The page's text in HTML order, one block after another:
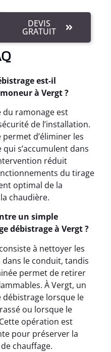
DEVIS
GRATUIT
est-il
à Vergt ?
du ramonage est
de l’installation.
d’éliminer les
s’accumulent dans
réduit
du tirage
optimal de la
chaudière.
un simple
débistrage à Vergt ?
à nettoyer les
le conduit, tandis
permet de retirer
À Vergt, un
lorsque le
ou lorsque le
opération est
pour préserver la
chauffage.